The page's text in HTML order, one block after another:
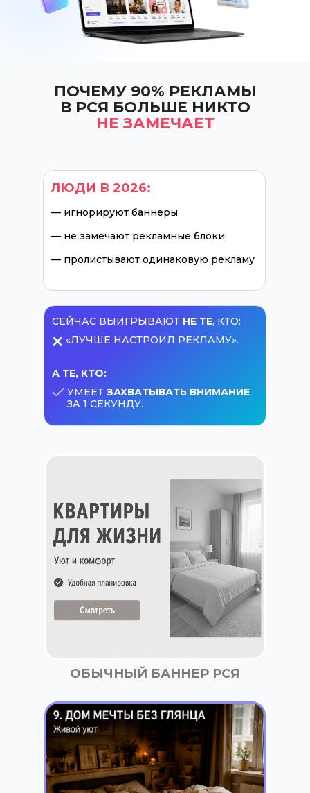
ПОЧЕМУ 90% РЕКЛАМЫ
В РСЯ БОЛЬШЕ НИКТО
НЕ ЗАМЕЧАЕТ
— игнорируют баннеры
— не замечают рекламные блоки
— пролистывают одинаковую рекламу
СЕЙЧАС ВЫИГРЫВАЮТ НЕ ТЕ, КТО:
«ЛУЧШЕ НАСТРОИЛ РЕКЛАМУ».
󠀿󠀿УМЕЕТ ЗАХВАТЫВАТЬ ВНИМАНИЕ
ЗА 1 СЕКУНДУ.
ЛЮДИ В 2026:
А ТЕ, КТО:
ОБЫЧНЫЙ БАННЕР РСЯ